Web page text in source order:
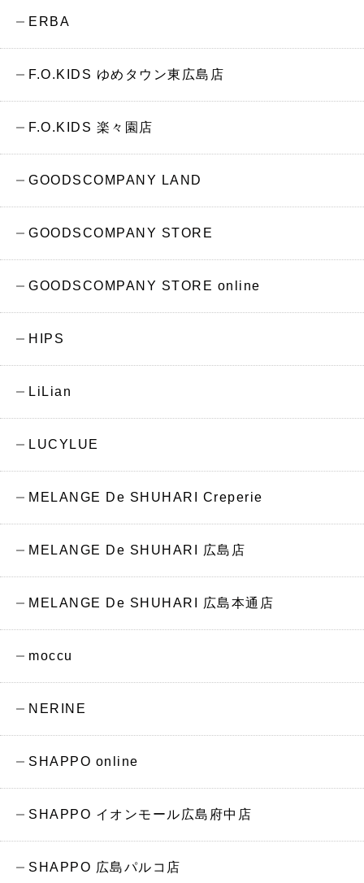
ERBA
F.O.KIDS ゆめタウン東広島店
F.O.KIDS 楽々園店
GOODSCOMPANY LAND
GOODSCOMPANY STORE
GOODSCOMPANY STORE online
HIPS
LiLian
LUCYLUE
MELANGE De SHUHARI Creperie
MELANGE De SHUHARI 広島店
MELANGE De SHUHARI 広島本通店
moccu
NERINE
SHAPPO online
SHAPPO イオンモール広島府中店
SHAPPO 広島パルコ店